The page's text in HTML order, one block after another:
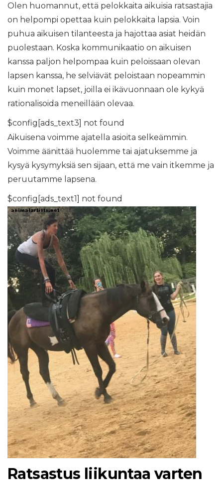
Olen huomannut, että pelokkaita aikuisia ratsastajia
on helpompi opettaa kuin pelokkaita lapsia. Voin
puhua aikuisen tilanteesta ja hajottaa asiat heidän
puolestaan. Koska kommunikaatio on aikuisen
kanssa paljon helpompaa kuin peloissaan olevan
lapsen kanssa, he selviävät peloistaan ​​nopeammin
kuin monet lapset, joilla ei ikävuonnaan ole kykyä
rationalisoida meneillään olevaa.
$config[ads_text3] not found
Aikuisena voimme ajatella asioita selkeämmin.
Voimme äänittää huolemme tai ajatuksemme ja
kysyä kysymyksiä sen sijaan, että me vain itkemme ja
peruutamme lapsena.
$config[ads_text1] not found
Ratsastus liikuntaa varten